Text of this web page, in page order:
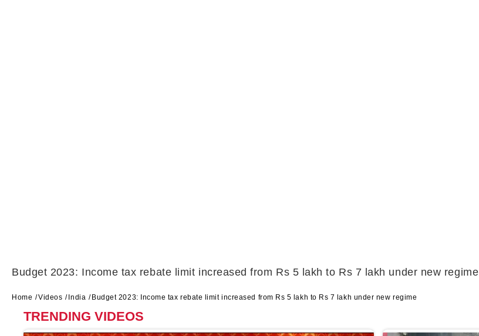
Budget 2023: Income tax rebate limit increased from Rs 5 lakh to Rs 7 lakh under new regime
Home Videos India Budget 2023: Income tax rebate limit increased from Rs 5 lakh to Rs 7 lakh under new regime
TRENDING VIDEOS